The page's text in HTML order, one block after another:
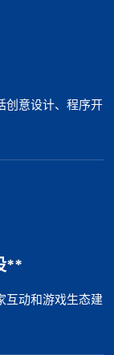
创意设计、程序开
**
互动和游戏生态建